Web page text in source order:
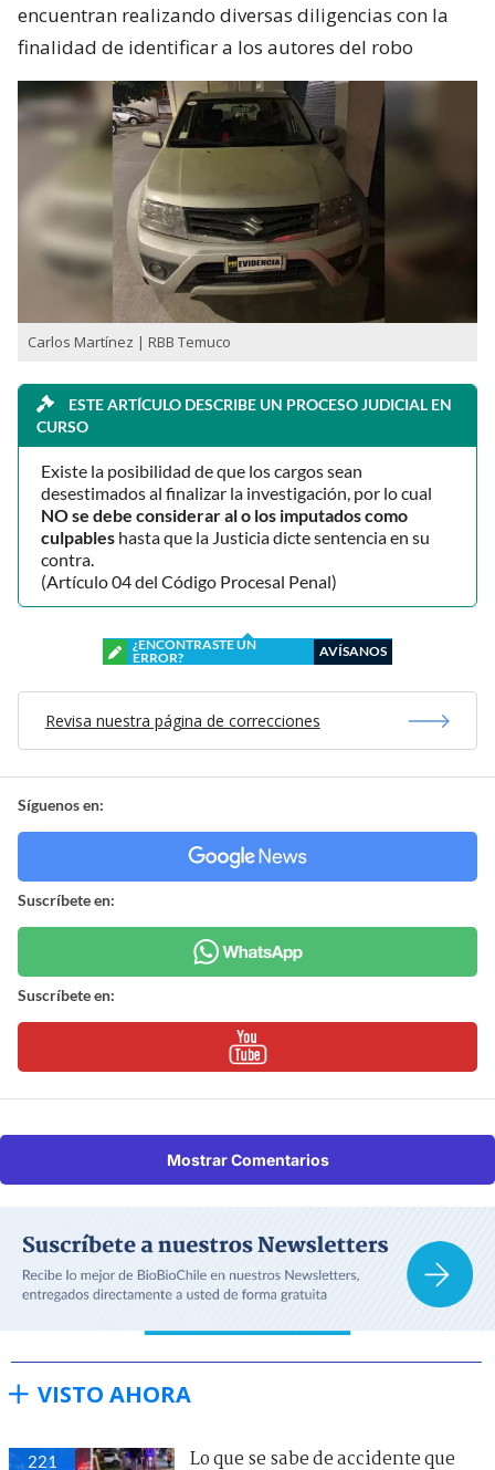
encuentran realizando diversas diligencias con la
finalidad de identificar a los autores del robo
Carlos Martínez | RBB Temuco
ESTE ARTÍCULO DESCRIBE UN PROCESO JUDICIAL EN
CURSO
Existe la posibilidad de que los cargos sean
desestimados al finalizar la investigación, por lo cual
NO se debe considerar al o los imputados como
culpables hasta que la Justicia dicte sentencia en su
contra.
(Artículo 04 del Código Procesal Penal)
¿ENCONTRASTE UN
ERROR?
AVÍSANOS
Revisa nuestra página de correcciones
Síguenos en:
Suscríbete en:
Suscríbete en:
Mostrar Comentarios
VISTO AHORA
221
Lo que se sabe de accidente que